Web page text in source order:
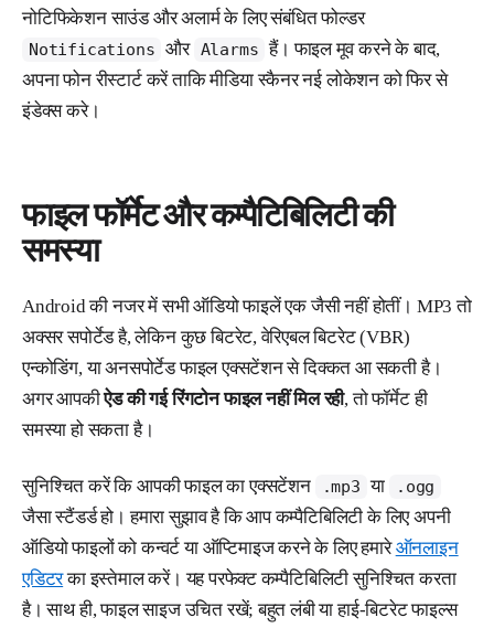
नोटिफिकेशन साउंड और अलार्म के लिए संबंधित फोल्डर
Notifications और Alarms हैं। फाइल मूव करने के बाद,
अपना फोन रीस्टार्ट करें ताकि मीडिया स्कैनर नई लोकेशन को फिर से
इंडेक्स करे।
फाइल फॉर्मेट और कम्पैटिबिलिटी की
समस्या
Android की नजर में सभी ऑडियो फाइलें एक जैसी नहीं होतीं। MP3 तो
अक्सर सपोर्टेड है, लेकिन कुछ बिटरेट, वेरिएबल बिटरेट (VBR)
एन्कोडिंग, या अनसपोर्टेड फाइल एक्सटेंशन से दिक्कत आ सकती है।
अगर आपकीऐड की गई रिंगटोन फाइल नहीं मिल रही, तो फॉर्मेट ही
समस्या हो सकता है।
सुनिश्चित करें कि आपकी फाइल का एक्सटेंशन .mp3 या .ogg
जैसा स्टैंडर्ड हो। हमारा सुझाव है कि आप कम्पैटिबिलिटी के लिए अपनी
ऑडियो फाइलों को कन्वर्ट या ऑप्टिमाइज करने के लिए हमारेऑनलाइन
एडिटरका इस्तेमाल करें। यह परफेक्ट कम्पैटिबिलिटी सुनिश्चित करता
है। साथ ही, फाइल साइज उचित रखें; बहुत लंबी या हाई-बिटरेट फाइल्स